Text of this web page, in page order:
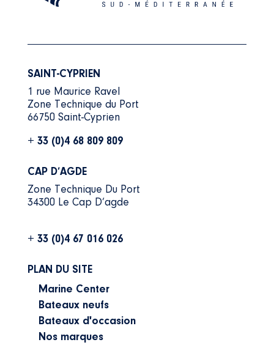
SAINT-CYPRIEN
1 rue Maurice Ravel
Zone Technique du Port
66750 Saint-Cyprien
+ 33 (0)4 68 809 809
CAP D’AGDE
Zone Technique Du Port
34300 Le Cap D’agde
+ 33 (0)4 67 016 026
PLAN DU SITE
Marine Center
Bateaux neufs
Bateaux d'occasion
Nos marques